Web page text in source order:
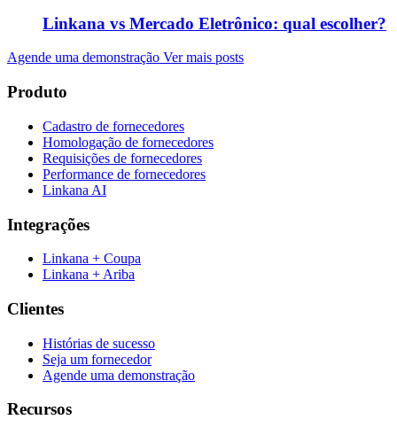
Linkana vs Mercado Eletrônico: qual escolher?
Agende uma demonstração Ver mais posts
Produto
Cadastro de fornecedores
Homologação de fornecedores
Requisições de fornecedores
Performance de fornecedores
Linkana AI
Integrações
Linkana + Coupa
Linkana + Ariba
Clientes
Histórias de sucesso
Seja um fornecedor
Agende uma demonstração
Recursos